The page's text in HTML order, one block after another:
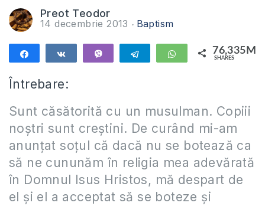
Preot Teodor
14 decembrie 2013 Baptism
Share Share Telegram WhatsApp76,335M
SHARES
Întrebare:
Sunt căsătorită cu un musulman. Copiii
noștri sunt creștini. De curând mi-am
anunțat soţul că dacă nu se botează ca
să ne cununăm în religia mea adevărată
în Domnul Isus Hristos, mă despart de
el şi el a acceptat să se boteze şi